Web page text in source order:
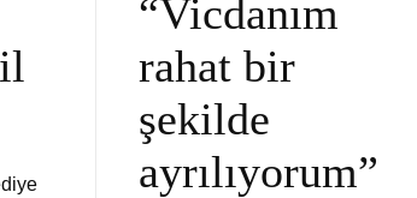
“Vicdanım
rahat bir
şekilde
ayrılıyorum”